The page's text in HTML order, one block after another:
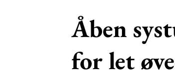
Åben
for let